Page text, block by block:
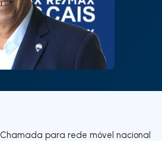
Chamada para rede móvel nacional